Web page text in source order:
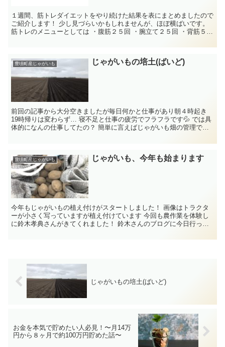
１週間、筋トレダイエットをやり続けた結果を表にまとめましたので
ご紹介します！ 少し見づらいかもしれませんが、ほぼ横ばいです。
筋トレのメニューとしては ・腹筋２５回 ・腕立て２５回 ・背筋５０
豊頃町産じゃがいも じゃがいもの培土(ばいど)
前回の記事から大分空きましたが毎日何かと仕事があり朝４時起き
19時帰りは変わらず… 寝不足と仕事の疲労でフラフラです💦 では具
体的になんの仕事してたの？ 簡単に言えばじゃがいも畑の管理で
豊頃町産じゃがいも じゃがいも、今年も始まります
今年もじゃがいもの植え付けがスタートしました！ 画像はトラクタ
ーが小さく写っていますが植え付けています 今回も農作業を体験し
に鈴木孝典さんがきてくれました！ 鈴木さんのブログに今日行った
じゃがいもの培土(ばいど)
お金を本気で貯めたい人必見！〜月14万
円から８ヶ月で約100万円貯めた話〜